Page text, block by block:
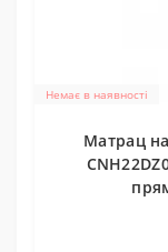
Немає в наявності
Матрац